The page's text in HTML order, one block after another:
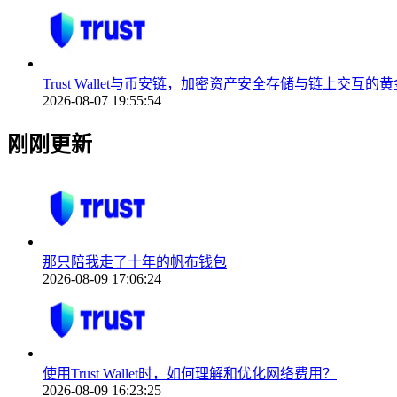
Trust Wallet与币安链，加密资产安全存储与链上交互的
2026-08-07 19:55:54
刚刚更新
那只陪我走了十年的帆布钱包
2026-08-09 17:06:24
使用Trust Wallet时，如何理解和优化网络费用？
2026-08-09 16:23:25